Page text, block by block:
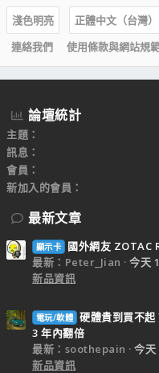
淺色明亮
正體中文（台灣）
連絡我們
使用條款與網站規
論壇統計
主題
訊息
會員
新加入的會員
最新文章
顯示卡
國外網友 ZOTAC
最新：Peter_Jian
今天
新品資訊
電玩/軟體 硬體貴到買不
3 年內翻倍
最新：soothepain
今天
新品資訊